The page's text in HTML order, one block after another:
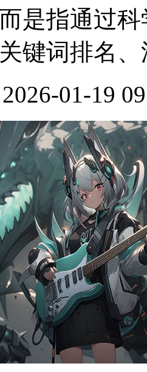
是指通过
键词排名
01-19